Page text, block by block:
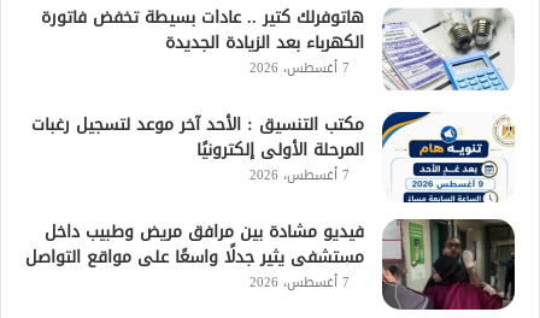
هاتوفرلك كتير .. عادات بسيطة تخفض فاتورة
الكهرباء بعد الزيادة الجديدة
7 أغسطس، 2026
مكتب التنسيق : الأحد آخر موعد لتسجيل رغبات
المرحلة الأولى إلكترونيًا
7 أغسطس، 2026
فيديو مشادة بين مرافق مريض وطبيب داخل
مستشفى يثير جدلًا واسعًا على مواقع التواصل
7 أغسطس، 2026